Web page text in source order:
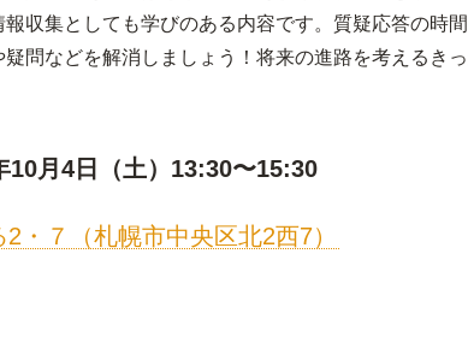
収集としても学びのある内容です。質疑応答の時間
問などを解消しましょう！将来の進路を考えるきっ
月4日（土）13:30〜15:30
2・７（札幌市中央区北2西7）